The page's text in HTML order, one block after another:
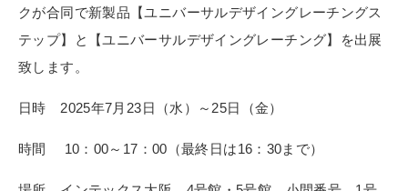
クが合同で新製品【ユニバーサルデザイングレーチングス
テップ】と【ユニバーサルデザイングレーチング】を出展
致します。
日時 2025年7月23日（水）～25日（金）
時間 10：00～17：00（最終日は16：30まで）